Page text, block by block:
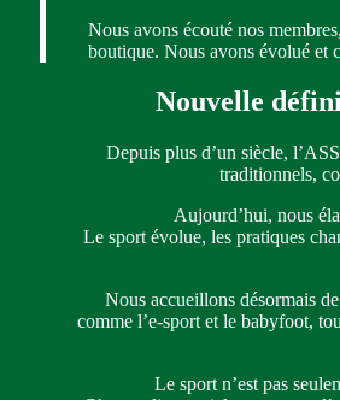
Nous avons écouté nos
boutique. Nous avons évolué et
Nouvelle
Depuis plus d’un siècle,
traditionnels,
Aujourd’hui, nous
Le sport évolue, les pratiques
Nous accueillons désormais
comme l’e-sport et le babyfoot,
Le sport n’est pas